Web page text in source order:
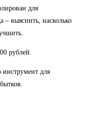
для
– выяснить, насколько
рублей.
для